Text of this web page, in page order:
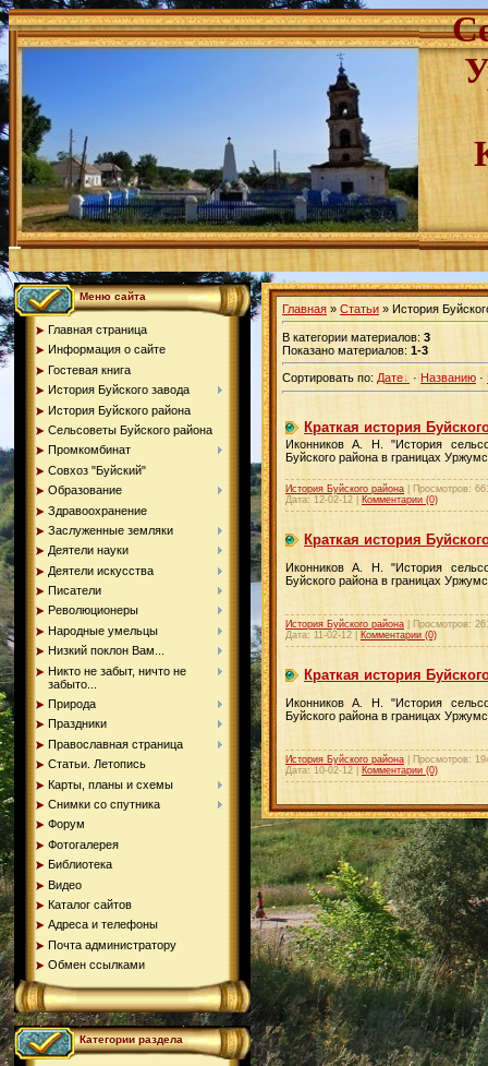
Меню сайта
Главная страница
Информация о сайте
Гостевая книга
История Буйского завода
История Буйского района
Сельсоветы Буйского района
Промкомбинат
Совхоз "Буйский"
Образование
Здравоохранение
Заслуженные земляки
Деятели науки
Деятели искусства
Писатели
Революционеры
Народные умельцы
Низкий поклон Вам...
Никто не забыт, ничто не
забыто...
Природа
Праздники
Православная страница
Статьи. Летопись
Карты, планы и схемы
Снимки со спутника
Форум
Фотогалерея
Библиотека
Видео
Каталог сайтов
Адреса и телефоны
Почта администратору
Обмен ссылками
Категории раздела
Главная » Статьи » История
В категории материалов: 3
Показано материалов: 1-3
Сортировать по: Дате · Названию ·
Краткая история
Иконников А. Н. "История
Буйского района в границах
История Буйского района Просмотров:
Дата: 12-02-12 Комментарии (0)
Краткая история
Иконников А. Н. "История
Буйского района в границах
История Буйского района Просмотров:
Дата: 11-02-12 Комментарии (0)
Краткая история
Иконников А. Н. "История
Буйского района в границах
История Буйского района Просмотров:
Дата: 10-02-12 Комментарии (0)